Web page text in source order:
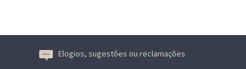
Elogios, sugestões ou reclamações